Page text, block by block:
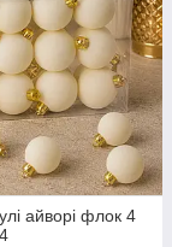
айворі флок 4